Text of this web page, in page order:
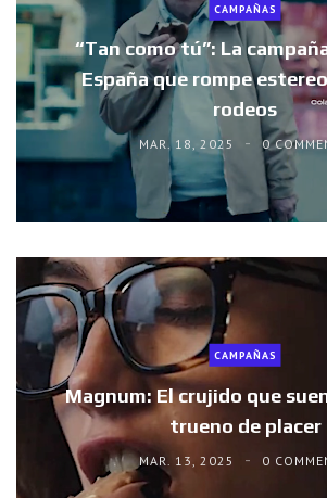
CAMPAÑAS
“Tan como tú”: La
España que rompe
rodeos
MAR. 18, 2025 0
CAMPAÑAS
Magnum: El crujido que
trueno de placer
MAR. 13, 2025 0